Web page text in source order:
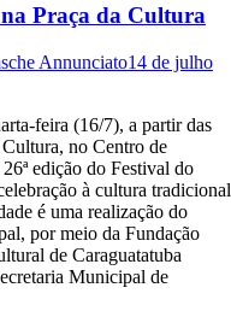
Praça da Cultura
Annunciato14 de julho
feira (16/7), a partir das
no Centro de
edição do Festival do
à cultura tradicional
é uma realização do
por meio da Fundação
de Caraguatatuba
Municipal de